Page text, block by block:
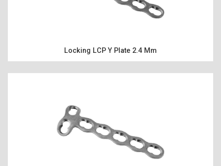
Locking LCP Y Plate 2.4 Mm